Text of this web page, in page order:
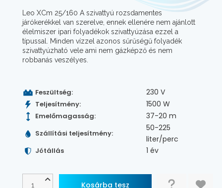
Leo XCm 25/160 A szivattyú rozsdamentes
járókerékkel van szerelve, ennek ellenére nem ajánlott
élelmiszer ipari folyadékok szivattyúzása ezzel a
típussal. Minden vízzel azonos sűrűségű folyadék
szivattyúzható vele ami nem gázképző és nem
robbanás veszélyes.
Feszültség: 230 V
Teljesítmény: 1500 W
Emelőmagasság: 37-20 m
Szállítási teljesítmény:
50-225
liter/perc
Jótállás 1 év